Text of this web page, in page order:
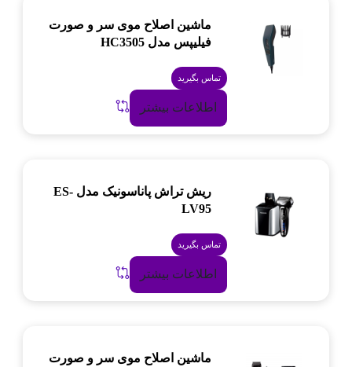
ماشین اصلاح موی سر و صورت
فیلیپس مدل HC3505
تماس بگیرید
اطلاعات بیشتر
ریش تراش پاناسونیک مدل ES-
LV95
تماس بگیرید
اطلاعات بیشتر
ماشین اصلاح موی سر و صورت